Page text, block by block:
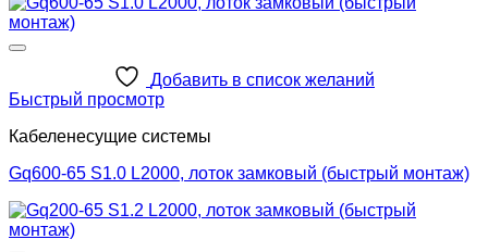
Добавить в список желаний
Быстрый просмотр
Кабеленесущие системы
Gq600-65 S1.0 L2000, лоток замковый (быстрый монтаж)